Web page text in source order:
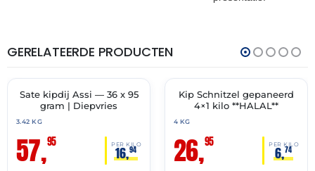
GERELATEERDE PRODUCTEN
✓ VAST ASSORTIMENT
THT:
11-
Sate kipdij Assi — 36 x 95
gram | Diepvries
3.42 KG
57,95 PER KILO
16,94
✓ VAST ASSORTIMENT
Kip Schnitzel gepaneerd
4×1 kilo **HALAL**
4 KG
26,95 PER KILO
6,74